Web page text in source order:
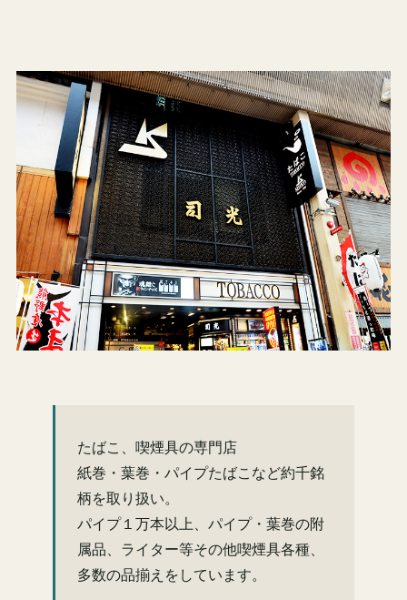
たばこ、喫煙具の専門店
紙巻・葉巻・パイプたばこなど約千銘
柄を取り扱い。
パイプ１万本以上、パイプ・葉巻の附
属品、ライター等その他喫煙具各種、
多数の品揃えをしています。